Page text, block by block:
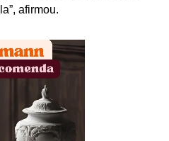
afirmou.